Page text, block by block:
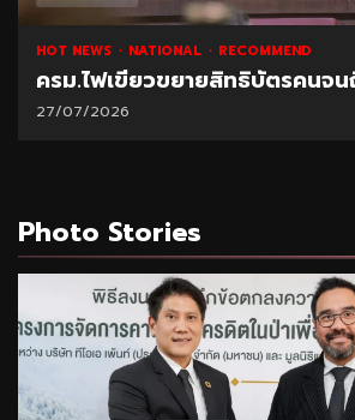
HOT NEWS NATIONAL RECOMMEND
ครม.ไฟเขียวขยายสิทธิบัตรคนจ
27/07/2026
Photo Stories